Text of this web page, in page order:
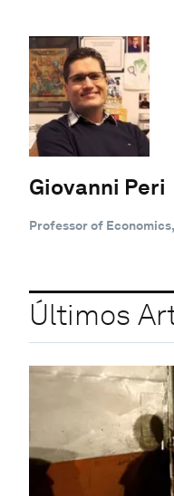
Giovanni Peri
Professor of
Últimos